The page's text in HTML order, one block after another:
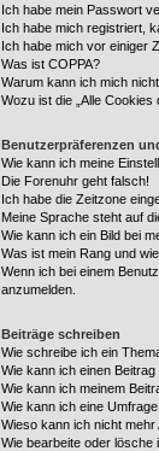
Ich habe mein Passwort
Ich habe mich registriert,
Ich habe mich vor einiger
Was ist COPPA?
Warum kann ich mich
Wozu ist die „Alle
Benutzerpräferenzen
Wie kann ich meine
Die Forenuhr geht falsch!
Ich habe die Zeitzone
Meine Sprache steht auf
Wie kann ich ein Bild bei
Was ist mein Rang und
Wenn ich bei einem
anzumelden.
Beiträge schreiben
Wie schreibe ich ein
Wie kann ich einen
Wie kann ich meinem
Wie kann ich eine
Wieso kann ich nicht
Wie bearbeite oder lösche